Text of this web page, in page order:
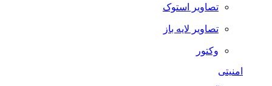
تصاویر استوک
تصاویر لایه باز
وکتور
امنیتی